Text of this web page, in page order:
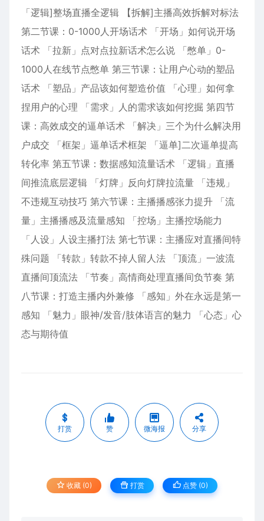
「逻辑]整场直播全逻辑 【拆解]主播高效拆解对标法
第二节课：0-1000人开场话术 「开场」如何说开场
话术 「拉新」点对点拉新话术怎么说 「憋单」0-
1000人在线节点憋单 第三节课：让用户心动的塑品
话术 「塑品」产品该如何塑造价值 「心理」如何拿
捏用户的心理 「需求」人的需求该如何挖掘 第四节
课：高效成交的逼单话术 「解决」三个为什么解决用
户成交 「框架」逼单话术框架 「逼单]二次逼单提高
转化率 第五节课：数据感知流量话术 「逻辑」直播
间推流底层逻辑 「灯牌」反向灯牌拉流量 「违规」
不违规互动技巧 第六节课：主播播感张力提升 「流
量」主播播感及流量感知 「控场」主播控场能力
「人设」人设主播打法 第七节课：主播应对直播间特
殊问题 「转款」转款不掉人留人法 「顶流」一波流
直播间顶流法 「节奏」高情商处理直播间负节奏 第
八节课：打造主播内外兼修 「感知」外在永远是第一
感知 「魅力」眼神/发音/肢体语言的魅力 「心态」心
态与期待值
打赏 赞 微海报 分享
收藏 (0) 打赏 点赞 (0)